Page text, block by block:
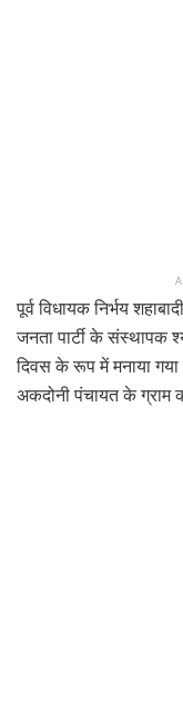
पूर्व विधायक निर्भय
जनता पार्टी के संस्थापक
दिवस के रूप में मनाया
अकदोनी पंचायत के ग्राम